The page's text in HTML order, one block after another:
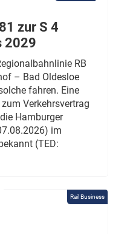
zur S 4
2029
RB
– Bad Oldesloe
fahren. Eine
Verkehrsvertrag
Hamburger
im
(TED:
Rail Business